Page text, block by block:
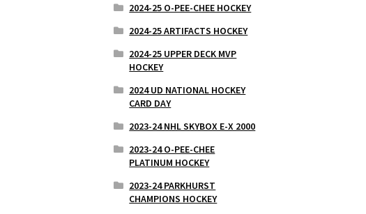
2024-25 O-PEE-CHEE HOCKEY
2024-25 ARTIFACTS HOCKEY
2024-25 UPPER DECK MVP
HOCKEY
2024 UD NATIONAL HOCKEY
CARD DAY
2023-24 NHL SKYBOX E-X 2000
2023-24 O-PEE-CHEE
PLATINUM HOCKEY
2023-24 PARKHURST
CHAMPIONS HOCKEY